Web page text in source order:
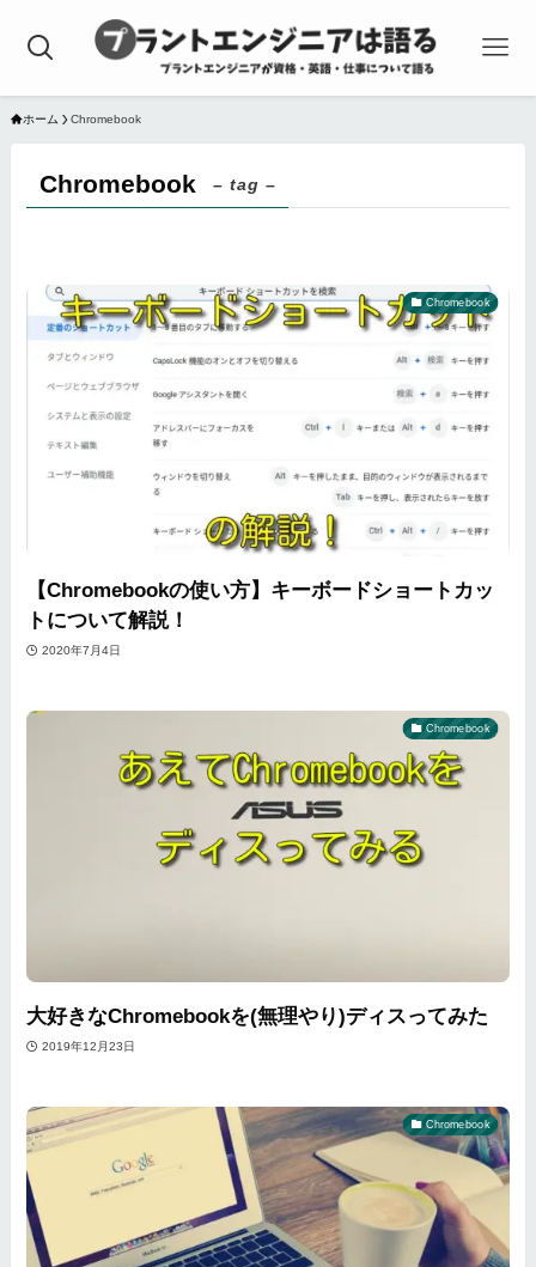
ホーム Chromebook
Chromebook – tag –
Chromebook
【Chromebookの使い方】キーボードショートカッ
トについて解説！
2020年7月4日
Chromebook
大好きなChromebookを(無理やり)ディスってみた
2019年12月23日
Chromebook